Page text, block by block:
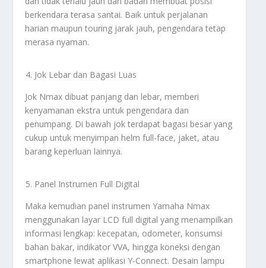
berkendara terasa santai. Baik untuk perjalanan
harian maupun touring jarak jauh, pengendara tetap
merasa nyaman.
Jok Lebar dan Bagasi Luas
Jok Nmax dibuat panjang dan lebar, memberi
kenyamanan ekstra untuk pengendara dan
penumpang. Di bawah jok terdapat bagasi besar yang
cukup untuk menyimpan helm full-face, jaket, atau
barang keperluan lainnya.
Panel Instrumen Full Digital
Maka kemudian panel instrumen Yamaha Nmax
menggunakan layar LCD full digital yang menampilkan
informasi lengkap: kecepatan, odometer, konsumsi
bahan bakar, indikator VVA, hingga koneksi dengan
smartphone lewat aplikasi Y-Connect. Desain lampu